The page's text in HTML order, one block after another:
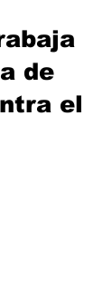
de
el